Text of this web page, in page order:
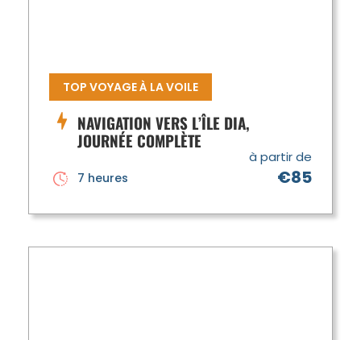
TOP VOYAGE À LA VOILE
NAVIGATION VERS L’ÎLE DIA,
JOURNÉE COMPLÈTE
à partir de
€85
7 heures